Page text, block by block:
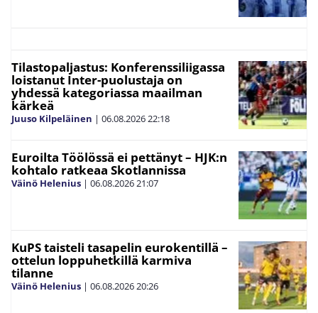
Tilastopaljastus: Konferenssiliigassa
loistanut Inter-puolustaja on
yhdessä kategoriassa maailman
kärkeä
Juuso Kilpeläinen | 06.08.202622:18
Euroilta Töölössä ei pettänyt – HJK:n
kohtalo ratkeaa Skotlannissa
Väinö Helenius | 06.08.202621:07
KuPS taisteli tasapelin eurokentillä –
ottelun loppuhetkillä karmiva
tilanne
Väinö Helenius | 06.08.202620:26